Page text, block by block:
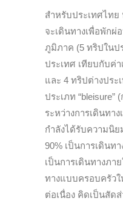
สำหรับประเทศไท
จะเดินทางเพื่อพักผ่
ภูมิภาค (5 ทริปในป
ประเทศ เทียบกับค่
และ 4 ทริปต่างประ
ประเภท “bleisure”
ระหว่างการเดินทา
กำลังได้รับความนิย
90% เป็นการเดินท
เป็นการเดินทางภา
ทางแบบครอบครัว
ต่อเนื่อง คิดเป็นสัด